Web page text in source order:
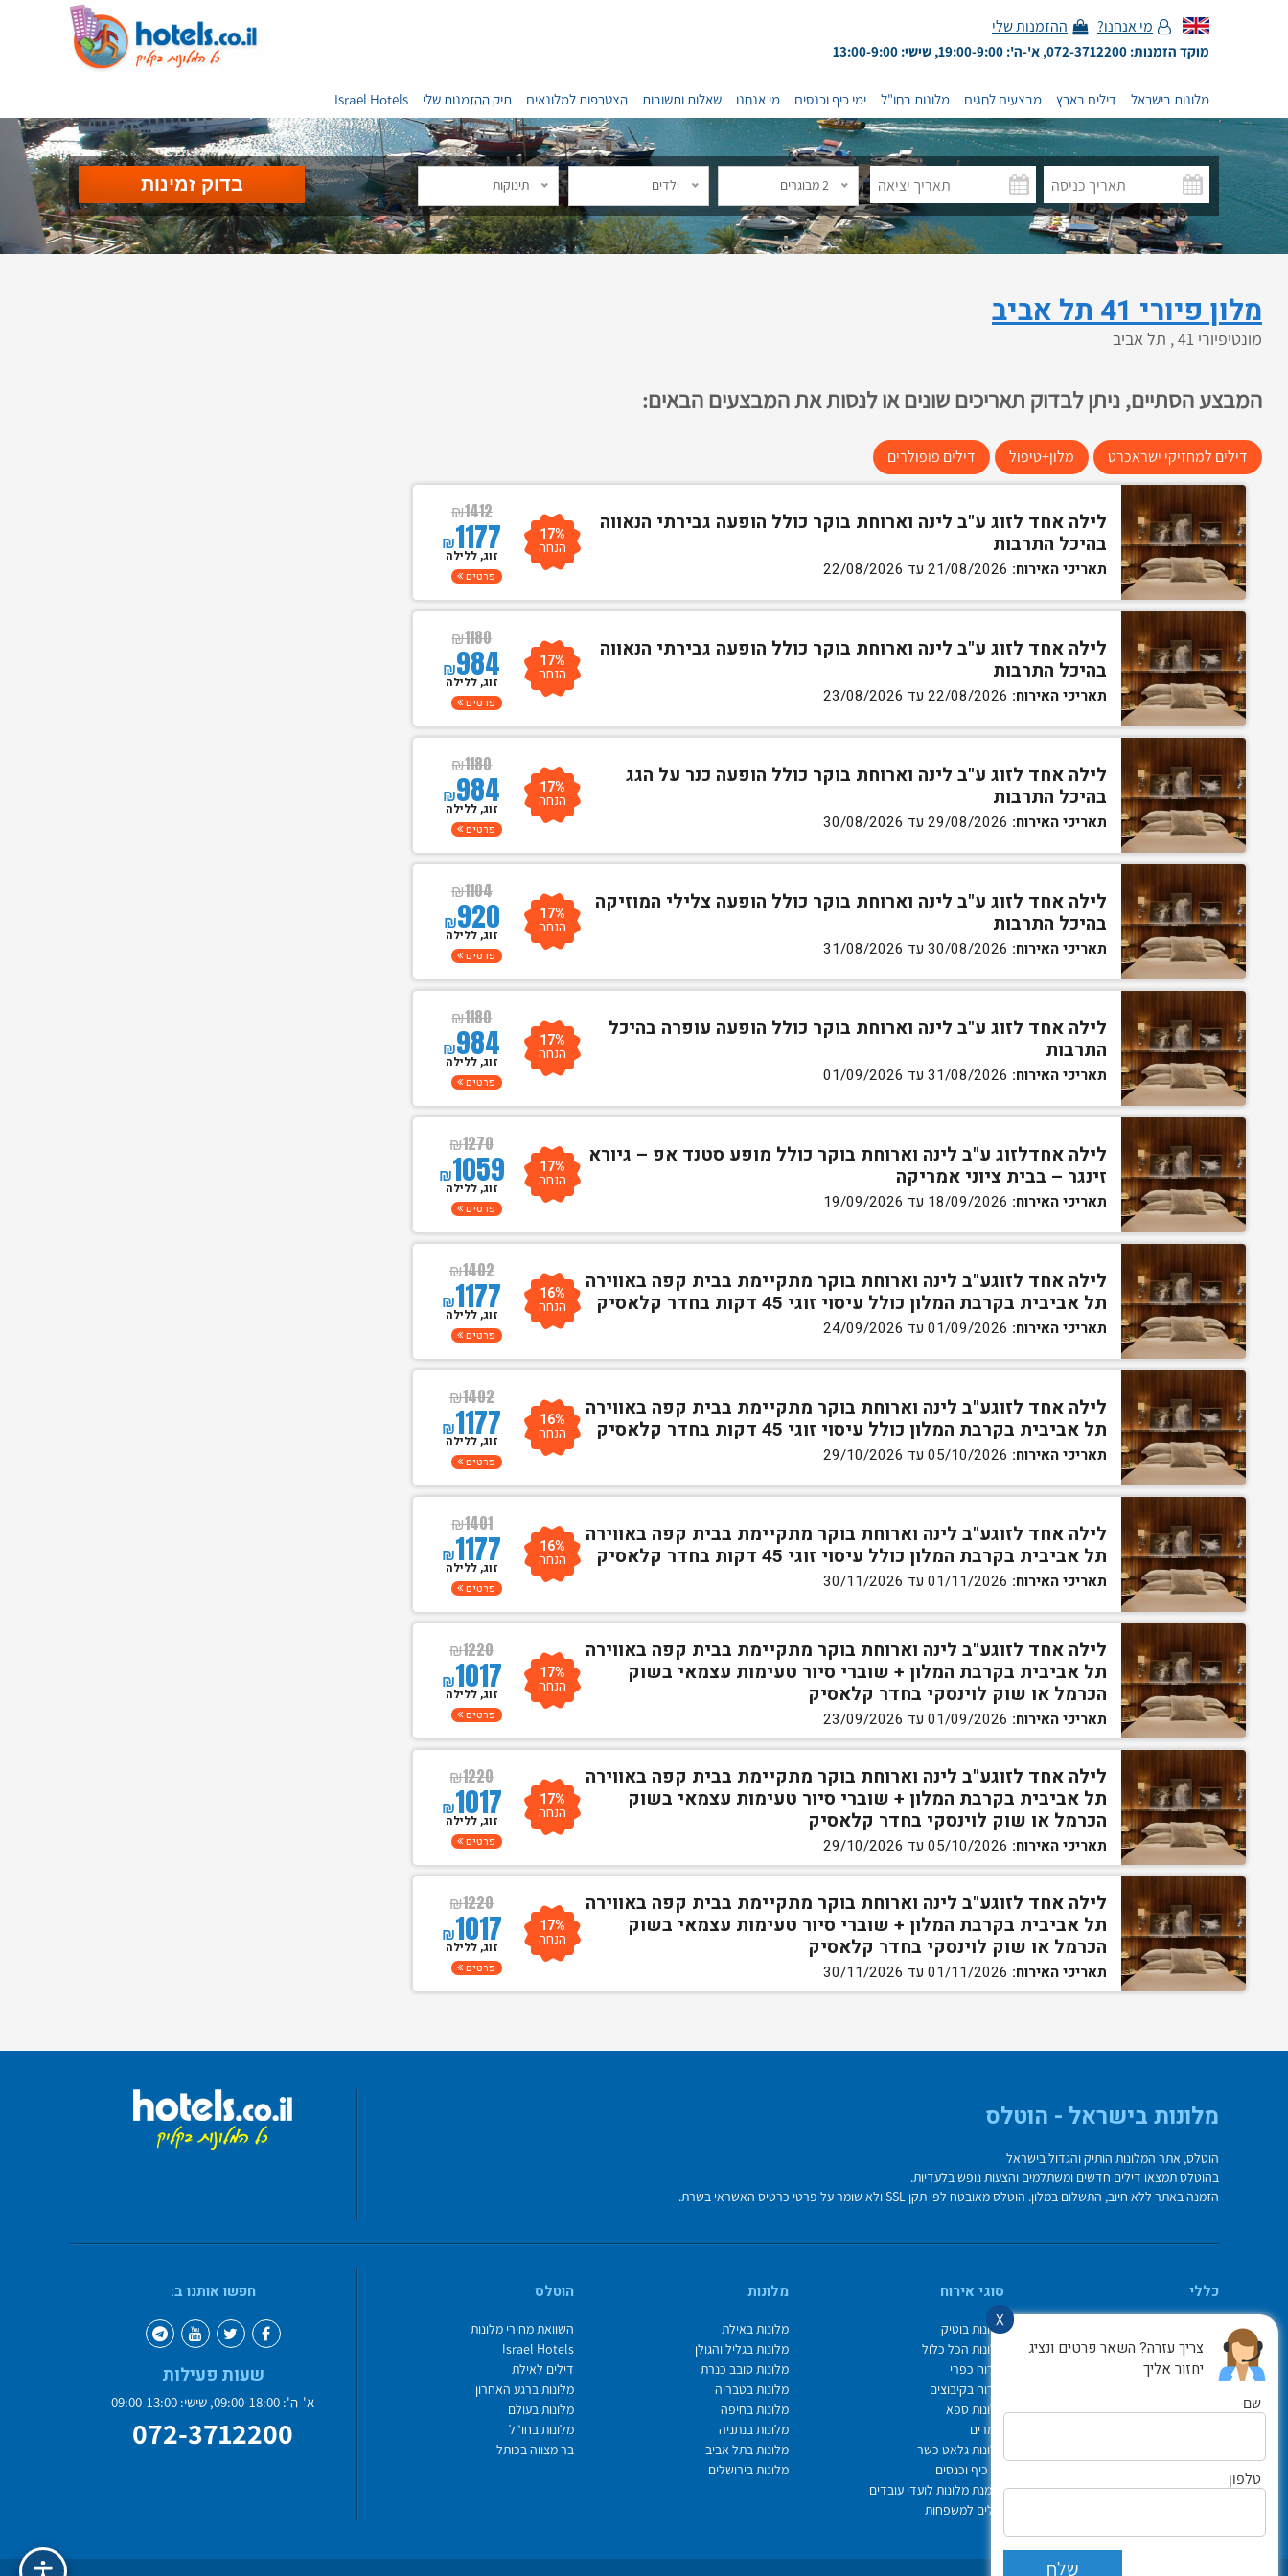
מי אנחנו? ההזמנות שלי
מוקד הזמנות: 072-3712200, א'-ה': 19:00-9:00, שישי: 13:00-9:00
מלונות בישראל דילים בארץ מבצעים לחגים מלונות בחו"ל ימי כיף וכנסים מי אנחנו שאלות ותשובות הצטרפות למלונאים תיק ההזמנות שלי Israel Hotels
2 מבוגרים ילדים תינוקות
מלון פיורי 41 תל אביב
מונטיפיורי 41 , תל אביב
המבצע הסתיים, ניתן לבדוק תאריכים שונים או לנסות את המבצעים הבאים:
דילים למחזיקי ישראכרט מלון+טיפול דילים פופולרים
לילה אחד לזוג ע"ב לינה וארוחת בוקר כולל הופעה גבירתי הנאווה
בהיכל התרבות
תאריכי האירוח:
₪1412
₪1177 17%
הנחה זוג, ללילה
פרטים
לילה אחד לזוג ע"ב לינה וארוחת בוקר כולל הופעה גבירתי הנאווה
בהיכל התרבות
תאריכי האירוח:
₪1180
₪984 17%
הנחה זוג, ללילה
פרטים
לילה אחד לזוג ע"ב לינה וארוחת בוקר כולל הופעה כנר על הגג
בהיכל התרבות
תאריכי האירוח:
₪1180
₪984 17%
הנחה זוג, ללילה
פרטים
לילה אחד לזוג ע"ב לינה וארוחת בוקר כולל הופעה צלילי המוזיקה
בהיכל התרבות
תאריכי האירוח:
₪1104
₪920 17%
הנחה זוג, ללילה
פרטים
לילה אחד לזוג ע"ב לינה וארוחת בוקר כולל הופעה עופרה בהיכל
התרבות
תאריכי האירוח:
₪1180
₪984 17%
הנחה זוג, ללילה
פרטים
לילה אחדלזוג ע"ב לינה וארוחת בוקר כולל מופע סטנד אפ – גיורא
זינגר – בבית ציוני אמריקה
תאריכי האירוח:
₪1270
₪1059 17%
הנחה זוג, ללילה
פרטים
לילה אחד לזוגע"ב לינה וארוחת בוקר מתקיימת בבית קפה באווירה
תל אביבית בקרבת המלון כולל עיסוי זוגי 45 דקות בחדר קלאסיק
תאריכי האירוח:
₪1402
₪1177 16%
הנחה זוג, ללילה
פרטים
לילה אחד לזוגע"ב לינה וארוחת בוקר מתקיימת בבית קפה באווירה
תל אביבית בקרבת המלון כולל עיסוי זוגי 45 דקות בחדר קלאסיק
תאריכי האירוח:
₪1402
₪1177 16%
הנחה זוג, ללילה
פרטים
לילה אחד לזוגע"ב לינה וארוחת בוקר מתקיימת בבית קפה באווירה
תל אביבית בקרבת המלון כולל עיסוי זוגי 45 דקות בחדר קלאסיק
תאריכי האירוח:
₪1401
₪1177 16%
הנחה זוג, ללילה
פרטים
לילה אחד לזוגע"ב לינה וארוחת בוקר מתקיימת בבית קפה באווירה
תל אביבית בקרבת המלון + שוברי סיור טעימות עצמאי בשוק
הכרמל או שוק לוינסקי בחדר קלאסיק
תאריכי האירוח:
₪1220
₪1017 17%
הנחה זוג, ללילה
פרטים
לילה אחד לזוגע"ב לינה וארוחת בוקר מתקיימת בבית קפה באווירה
תל אביבית בקרבת המלון + שוברי סיור טעימות עצמאי בשוק
הכרמל או שוק לוינסקי בחדר קלאסיק
תאריכי האירוח:
₪1220
₪1017 17%
הנחה זוג, ללילה
פרטים
לילה אחד לזוגע"ב לינה וארוחת בוקר מתקיימת בבית קפה באווירה
תל אביבית בקרבת המלון + שוברי סיור טעימות עצמאי בשוק
הכרמל או שוק לוינסקי בחדר קלאסיק
תאריכי האירוח:
₪1220
₪1017 17%
הנחה זוג, ללילה
פרטים
X
צריך עזרה? השאר פרטים ונציג
יחזור אליך
שם
טלפון
שלח
מלונות בישראל - הוטלס
הוטלס, אתר המלונות הותיק והגדול בישראל
בהוטלס תמצאו דילים חדשים ומשתלמים והצעות נופש בלעדיות.
הזמנה באתר ללא חיוב, התשלום במלון. הוטלס מאובטח לפי תקן SSL ולא שומר על פרטי כרטיס האשראי בשרת.
כללי
איך משתמשים באתר
צור קשר
Israel Hotels
הצהרת נגישות
סוגי אירוח
מלונות בוטיק
מלונות הכל כלול
אירוח כפרי
אירוח בקיבוצים
מלונות ספא
צימרים
מלונות גלאט כשר
ימי כיף וכנסים
הזמנת מלונות לועדי עובדים
דילים למשפחות
מלונות
מלונות באילת
מלונות בגליל והגולן
מלונות סובב כנרת
מלונות בטבריה
מלונות בחיפה
מלונות בנתניה
מלונות בתל אביב
מלונות בירושלים
הוטלס
השוואת מחירי מלונות
Israel Hotels
דילים לאילת
מלונות ברגע האחרון
מלונות בעולם
מלונות בחו"ל
בר מצווה בכותל
חפשו אותנו ב:
שעות פעילות
א'-ה': 09:00-18:00, שישי: 09:00-13:00
072-3712200